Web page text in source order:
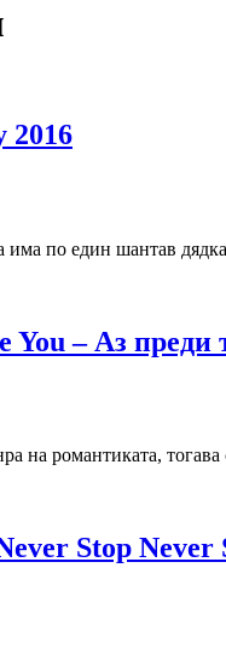
2016
по един шантав
– Аз преди
на романтиката,
Stop Never